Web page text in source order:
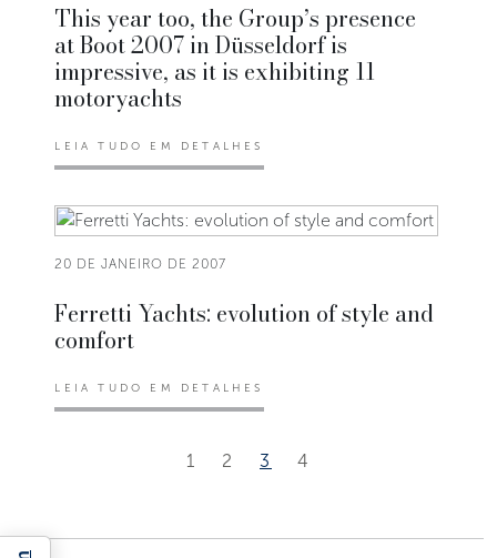
This year too, the Group’s presence
at Boot 2007 in Düsseldorf is
impressive, as it is exhibiting 11
motoryachts
LEIA TUDO EM DETALHES
20 DE JANEIRO DE 2007
Ferretti Yachts: evolution of style and
comfort
LEIA TUDO EM DETALHES
1 2 3 4